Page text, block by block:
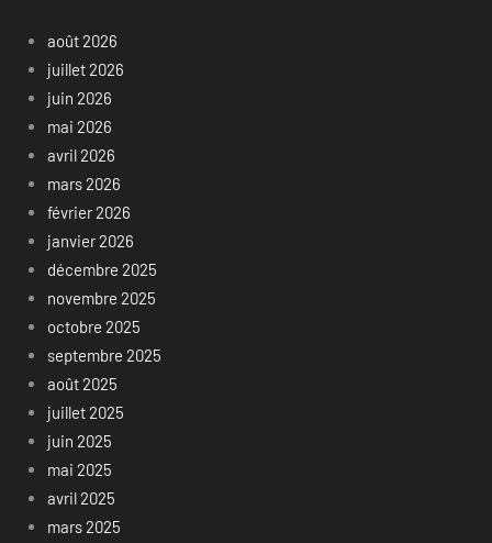
août 2026
juillet 2026
juin 2026
mai 2026
avril 2026
mars 2026
février 2026
janvier 2026
décembre 2025
novembre 2025
octobre 2025
septembre 2025
août 2025
juillet 2025
juin 2025
mai 2025
avril 2025
mars 2025